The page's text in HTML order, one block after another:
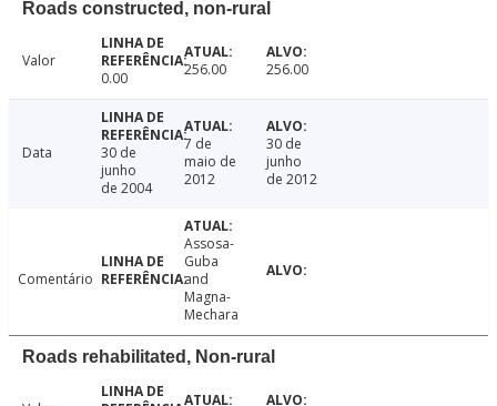
Roads constructed, non-rural
Valor
0.00
256.00 256.00
Data
30 de
junho
de 2004
7 de
maio de
2012
30 de
junho
de 2012
Comentário
Assosa-
Guba
and
Magna-
Mechara
Roads rehabilitated, Non-rural